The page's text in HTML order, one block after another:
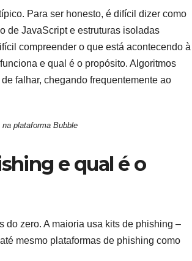
Para ser honesto, é difícil dizer como
de JavaScript e estruturas isoladas
compreender o que está acontecendo à
e qual é o propósito. Algoritmos
falhar, chegando frequentemente ao
plataforma Bubble
e qual é o
do zero. A maioria usa kits de phishing –
mesmo plataformas de phishing como